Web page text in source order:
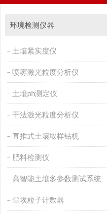
环境检测仪器
土壤紧实度仪
喷雾激光粒度分析仪
土壤ph测定仪
干法激光粒度分析仪
直推式土壤取样钻机
肥料检测仪
高智能土壤多参数测试系统
尘埃粒子计数器